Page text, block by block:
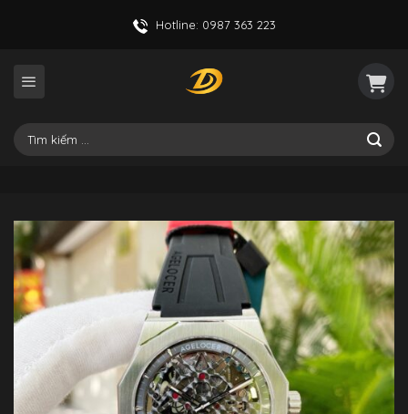
Hotline: 0987 363 223
Tìm
kiếm: